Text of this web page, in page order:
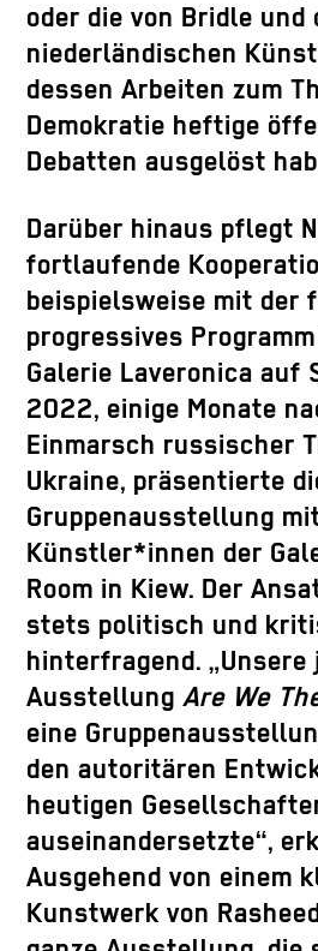
oder die von Bridle und
niederländischen
dessen Arbeiten zum
Demokratie heftige
Debatten ausgelöst
Darüber hinaus pflegt
fortlaufende
beispielsweise mit der
progressives
Galerie Laveronica auf
2022, einige Monate
Einmarsch russischer
Ukraine, präsentierte
Gruppenausstellung
Künstler*innen der
Room in Kiew. Der
stets politisch und
hinterfragend. „Unsere
AusstellungAre We
eine
den autoritären
heutigen
auseinandersetzte“,
Ausgehend von einem
Kunstwerk von